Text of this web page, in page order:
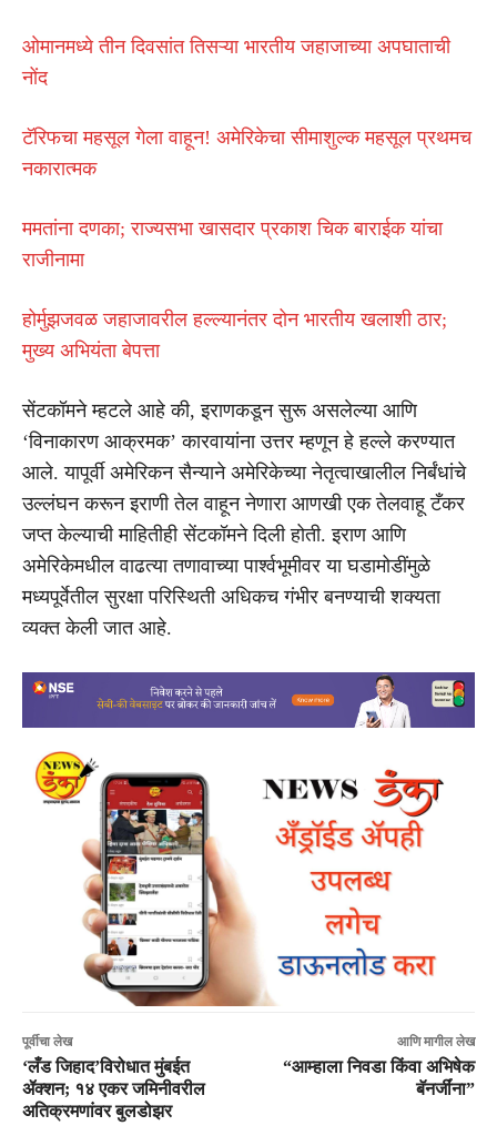
ओमानमध्ये तीन दिवसांत तिसऱ्या भारतीय जहाजाच्या अपघाताची
नोंद
टॅरिफचा महसूल गेला वाहून! अमेरिकेचा सीमाशुल्क महसूल प्रथमच
नकारात्मक
ममतांना दणका; राज्यसभा खासदार प्रकाश चिक बाराईक यांचा
राजीनामा
होर्मुझजवळ जहाजावरील हल्ल्यानंतर दोन भारतीय खलाशी ठार;
मुख्य अभियंता बेपत्ता
सेंटकॉमने म्हटले आहे की, इराणकडून सुरू असलेल्या आणि
‘विनाकारण आक्रमक’ कारवायांना उत्तर म्हणून हे हल्ले करण्यात
आले. यापूर्वी अमेरिकन सैन्याने अमेरिकेच्या नेतृत्वाखालील निर्बंधांचे
उल्लंघन करून इराणी तेल वाहून नेणारा आणखी एक तेलवाहू टँकर
जप्त केल्याची माहितीही सेंटकॉमने दिली होती. इराण आणि
अमेरिकेमधील वाढत्या तणावाच्या पार्श्वभूमीवर या घडामोडींमुळे
मध्यपूर्वेतील सुरक्षा परिस्थिती अधिकच गंभीर बनण्याची शक्यता
व्यक्त केली जात आहे.
पूर्वीचा लेख
‘लँड जिहाद’विरोधात मुंबईत
ॲक्शन; १४ एकर जमिनीवरील
अतिक्रमणांवर बुलडोझर
आणि मागील लेख
“आम्हाला निवडा किंवा अभिषेक
बॅनर्जींना”